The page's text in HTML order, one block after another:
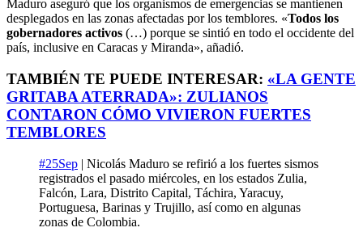
Maduro aseguró que los organismos de emergencias se mantienen
desplegados en las zonas afectadas por los temblores. «Todos los
gobernadores activos (…) porque se sintió en todo el occidente del
país, inclusive en Caracas y Miranda», añadió.
TAMBIÉN TE PUEDE INTERESAR: «LA GENTE
GRITABA ATERRADA»: ZULIANOS
CONTARON CÓMO VIVIERON FUERTES
TEMBLORES
#25Sep | Nicolás Maduro se refirió a los fuertes sismos
registrados el pasado miércoles, en los estados Zulia,
Falcón, Lara, Distrito Capital, Táchira, Yaracuy,
Portuguesa, Barinas y Trujillo, así como en algunas
zonas de Colombia.